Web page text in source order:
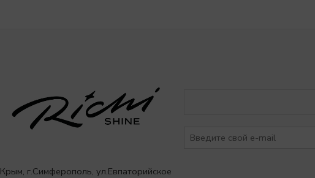
Крым, г.Симферополь, ул.Евпаторийское